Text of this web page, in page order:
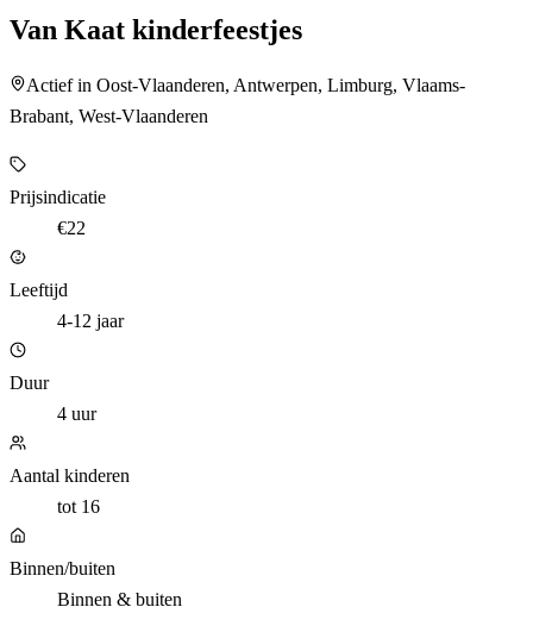
Van Kaat kinderfeestjes
Actief in Oost-Vlaanderen, Antwerpen, Limburg, Vlaams-
Brabant, West-Vlaanderen
Prijsindicatie
€22
Leeftijd
4-12 jaar
Duur
4 uur
Aantal kinderen
tot 16
Binnen/buiten
Binnen & buiten